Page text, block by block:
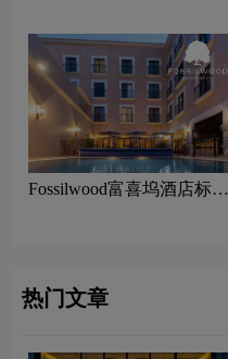
设计理念
Fossilwood富喜坞酒店标志
热门文章